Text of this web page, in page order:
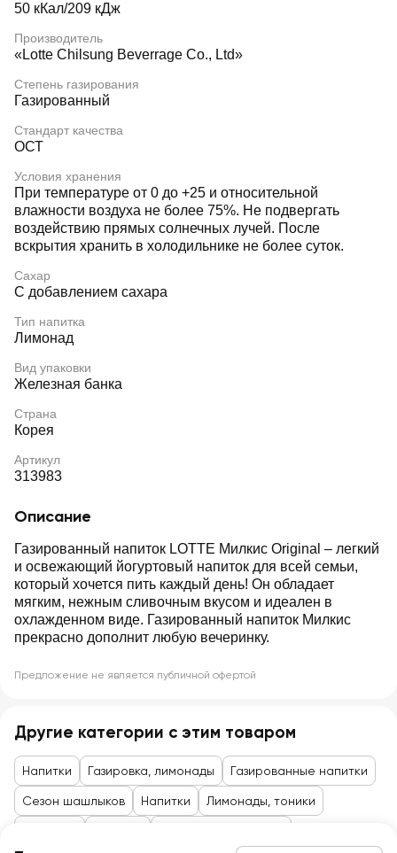
50 кКал/209 кДж
Производитель
«Lotte Chilsung Beverrage Co., Ltd»
Степень газирования
Газированный
Стандарт качества
ОСТ
Условия хранения
При температуре от 0 до +25 и относительной
влажности воздуха не более 75%. Не подвергать
воздействию прямых солнечных лучей. После
вскрытия хранить в холодильнике не более суток.
Сахар
С добавлением сахара
Тип напитка
Лимонад
Вид упаковки
Железная банка
Страна
Корея
Артикул
313983
Описание
Газированный напиток LOTTE Милкис Original – легкий
и освежающий йогуртовый напиток для всей семьи,
который хочется пить каждый день! Он обладает
мягким, нежным сливочным вкусом и идеален в
охлажденном виде. Газированный напиток Милкис
прекрасно дополнит любую вечеринку.
Предложение не является публичной офертой
Другие категории с этим товаром
Напитки Газировка, лимонады Газированные напитки
Сезон шашлыков Напитки Лимонады, тоники